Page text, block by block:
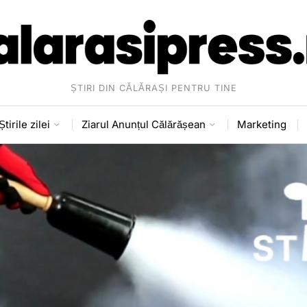
ȘTIRI DIN CĂLĂRAȘI PENTRU TINE
zilei Ziarul Anunțul Călărășean Marketing